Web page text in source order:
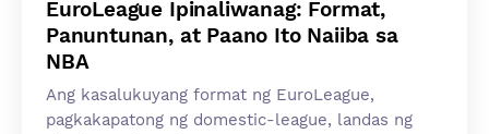
EuroLeague Ipinaliwanag: Format,
Panuntunan, at Paano Ito Naiiba sa
NBA
Ang kasalukuyang format ng EuroLeague,
pagkakapatong ng domestic-league, landas ng